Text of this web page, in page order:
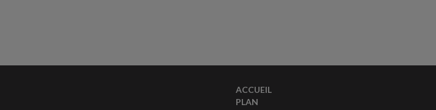
ACCUEIL
PLAN